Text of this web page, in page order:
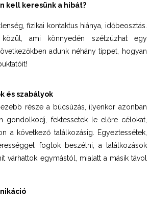
kell keresünk a hibát?
fizikai kontaktus hiánya, időbeosztás.
ami könnyedén szétzúzhat egy
adunk néhány tippet, hogyan
és szabályok
része a búcsúzás, ilyenkor azonban
gondolkodj, fektessetek le előre célokat,
a következő találkozásig. Egyeztessétek,
fogtok beszélni, a találkozások
várhattok egymástól, mialatt a másik távol